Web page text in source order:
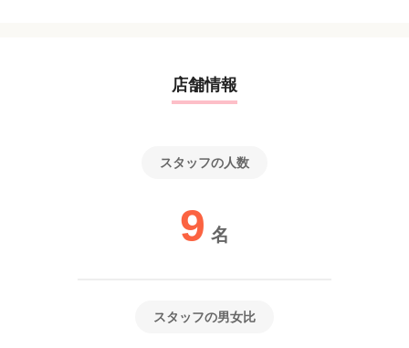
店舗情報
スタッフの人数
9 名
スタッフの男女比